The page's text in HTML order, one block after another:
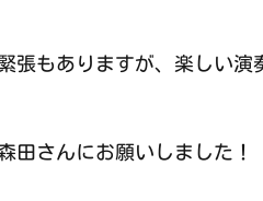
張もありますが、楽しい演
田さんにお願いしました！